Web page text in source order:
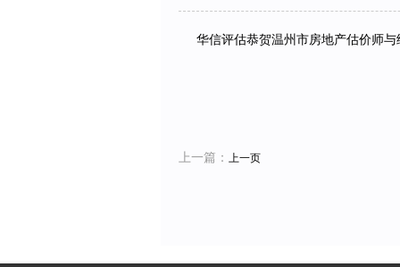
华信评估恭贺温州市房地产估价师与
上一篇： 上一页